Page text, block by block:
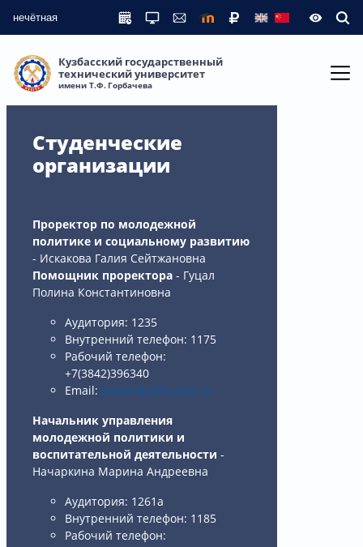
нечётная
Кузбасский государственный
технический университет
имени Т.Ф. Горбачева
Студенческие
организации
Проректор по молодежной
политике и социальному развитию
- Искакова Галия Сейтжановна
Помощник проректора - Гуцал
Полина Константиновна
Аудитория: 1235
Внутренний телефон: 1175
Рабочий телефон:
+7(3842)396340
Email: komanda@kuzstu.ru
Начальник управления
молодежной политики и
воспитательной деятельности -
Начаркина Марина Андреевна
Аудитория: 1261а
Внутренний телефон: 1185
Рабочий телефон: